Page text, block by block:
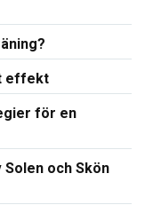
effekt
för en
och Skön